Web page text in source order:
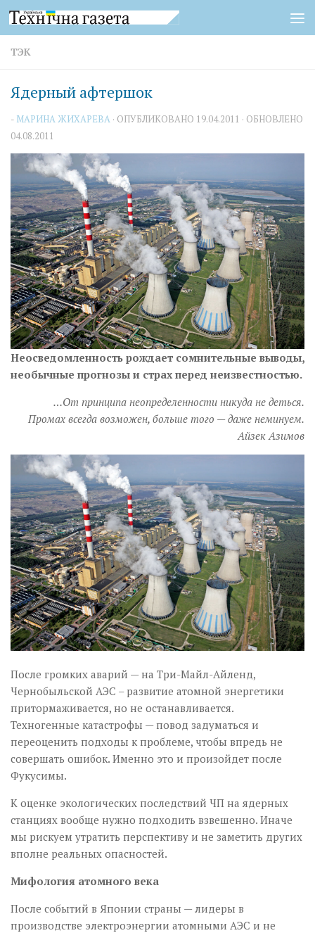
Перейти к содержимому
ТЭК
Ядерный афтершок
- МАРИНА ЖИХАРЕВА · ОПУБЛИКОВАНО 19.04.2011 · ОБНОВЛЕНО
04.08.2011
Неосведомленность рождает сомнительные выводы,
необычные прогнозы и страх перед неизвестностью.
…От принципа неопределенности никуда не деться.
Промах всегда возможен, больше того — даже неминуем.
Айзек Азимов
После громких аварий — на Три-Майл-Айленд,
Чернобыльской АЭС – развитие атомной энергетики
притормаживается, но не останавливается.
Техногенные катастрофы — повод задуматься и
переоценить подходы к проблеме, чтобы впредь не
совершать ошибок. Именно это и произойдет после
Фукусимы.
К оценке экологических последствий ЧП на ядерных
станциях вообще нужно подходить взвешенно. Иначе
мы рискуем утратить перспективу и не заметить других
вполне реальных опасностей.
Мифология атомного века
После событий в Японии страны — лидеры в
производстве электроэнергии атомными АЭС и не